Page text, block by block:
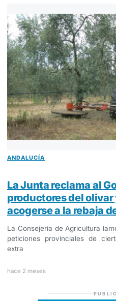
ANDALUCÍA
La Junta reclama al
productores del
acogerse a la rebaja
La Consejería de Agricultura
peticiones provinciales de
extra
hace 2 meses